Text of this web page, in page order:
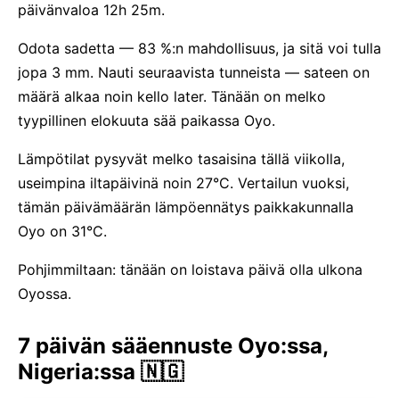
päivänvaloa 12h 25m.
Odota sadetta — 83 %:n mahdollisuus, ja sitä voi tulla
jopa 3 mm. Nauti seuraavista tunneista — sateen on
määrä alkaa noin kello later. Tänään on melko
tyypillinen elokuuta sää paikassa Oyo.
Lämpötilat pysyvät melko tasaisina tällä viikolla,
useimpina iltapäivinä noin 27°C. Vertailun vuoksi,
tämän päivämäärän lämpöennätys paikkakunnalla
Oyo on 31°C.
Pohjimmiltaan: tänään on loistava päivä olla ulkona
Oyossa.
7 päivän sääennuste Oyo:ssa,
Nigeria:ssa 🇳🇬